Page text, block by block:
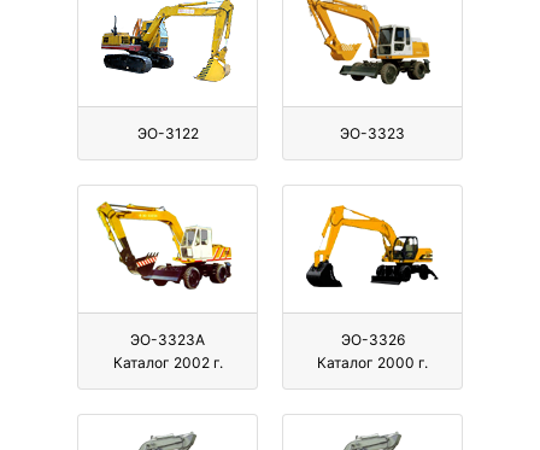
ЭО-3122 ЭО-3323
ЭО-3323А
Каталог 2002 г.
ЭО-3326
Каталог 2000 г.